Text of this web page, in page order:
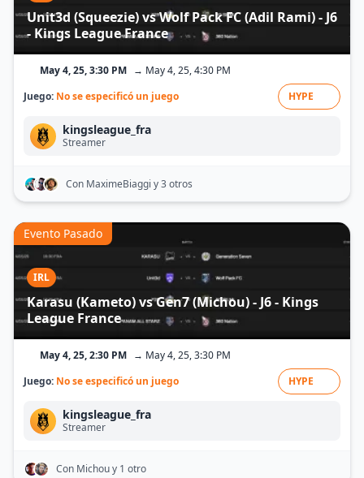
Unit3d (Squeezie) vs Wolf Pack FC (Adil Rami) - J6
- Kings League France
May 4, 25, 3:30 PM → May 4, 25, 4:30 PM
Juego: No se especificó un juego HYPE
kingsleague_fra
Streamer
Con MaximeBiaggi y 3 otros
IRL
Karasu (Kameto) vs Gen7 (Michou) - J6 - Kings
League France
Evento Pasado
May 4, 25, 2:30 PM → May 4, 25, 3:30 PM
Juego: No se especificó un juego HYPE
kingsleague_fra
Streamer
Con Michouy 1 otro